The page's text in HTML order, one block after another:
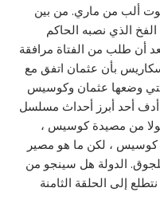
ألب من ماري. من بين
الذي نصبه الحاكم
أن طلب من الفتاة مرافقة
بأن عثمان اتفق مع
وضعها عثمان وكوسيس
أدف أحد أبرز أحداث مسلسل
بعد أن نجا نيكولا من مصيدة كوسيس ،
كوسيس ، لكن ما هو مصير
الدولة هل سينجو من
إلى الحلقة الثامنة